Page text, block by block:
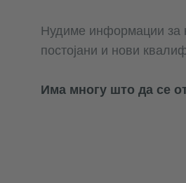
Нудиме информации за
постојани и нови
Има многу што да се